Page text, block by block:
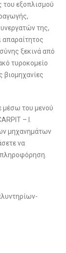
του εξοπλισμού
της,
απαραίτητος
ξεκινά από
τυροκομείο
βιομηχανίες
μέσω του μενού
– Ι.
μηχανημάτων
να
πληροφόρηση.